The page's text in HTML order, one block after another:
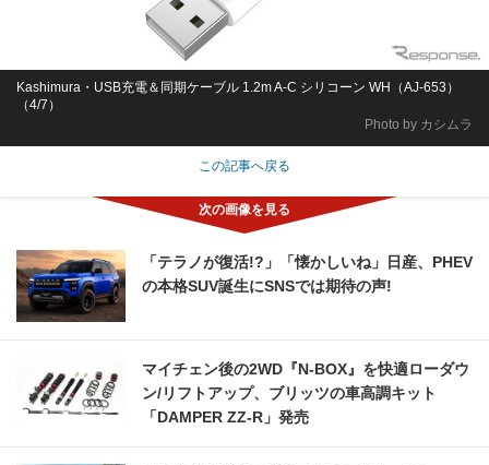
Photo by カシムラ
Kashimura・USB充電＆同期ケーブル 1.2m A-C シリコーン WH（AJ-653）
（4/7）
この記事へ戻る
「テラノが復活!?」「懐かしいね」日産、PHEV
の本格SUV誕生にSNSでは期待の声!
マイチェン後の2WD『N-BOX』を快適ローダウ
ン/リフトアップ、ブリッツの車高調キット
「DAMPER ZZ-R」発売